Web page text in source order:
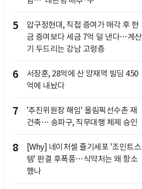
5
압구정현대, 직접 증여가 매각 후 현
금 증여보다 세금 7억 덜 낸다…계산
기 두드리는 강남 고령층
6
서장훈, 28억에 산 양재역 빌딩 450
억에 내놨다
7
'추진위원장 해임' 올림픽선수촌 재
건축… 송파구, 직무대행 체제 승인
8
[Why] 네이처셀 줄기세포 '조인트스
템' 판결 후폭풍…식약처는 왜 항소
했나